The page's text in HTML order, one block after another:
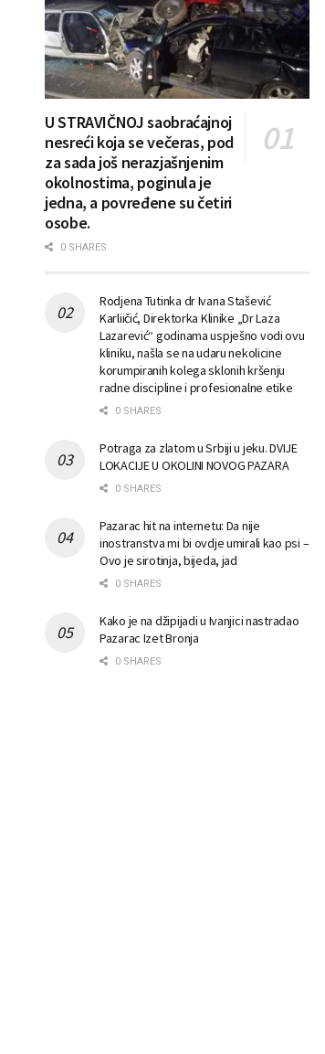
U STRAVIČNOJ saobraćajnoj
nesreći koja se večeras, pod
za sada još nerazjašnjenim
okolnostima, poginula je
jedna, a povređene su četiri
osobe.
0 SHARES
Rodjena Tutinka dr Ivana Stašević
Karliičić, Direktorka Klinike „Dr Laza
Lazarević“ godinama uspješno vodi ovu
kliniku, našla se na udaru nekolicine
korumpiranih kolega sklonih kršenju
radne discipline i profesionalne etike
0 SHARES
Potraga za zlatom u Srbiji u jeku. DVIJE
LOKACIJE U OKOLINI NOVOG PAZARA
0 SHARES
Pazarac hit na internetu: Da nije
inostranstva mi bi ovdje umirali kao psi –
Ovo je sirotinja, bijeda, jad
0 SHARES
Kako je na džipijadi u Ivanjici nastradao
Pazarac Izet Bronja
0 SHARES